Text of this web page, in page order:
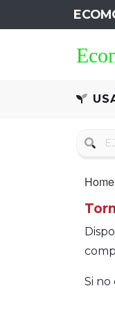
Recambio
Motores
Home
Si